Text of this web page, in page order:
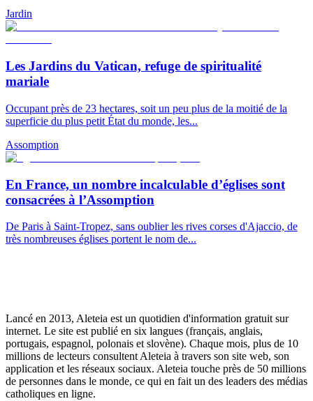
Jardin
Les Jardins du Vatican, refuge de spiritualité
mariale
Occupant près de 23 hectares, soit un peu plus de la moitié de la
superficie du plus petit État du monde, les...
Assomption
En France, un nombre incalculable d’églises sont
consacrées à l’Assomption
De Paris à Saint-Tropez, sans oublier les rives corses d'Ajaccio, de
très nombreuses églises portent le nom de...
Lancé en 2013, Aleteia est un quotidien d'information gratuit sur
internet. Le site est publié en six langues (français, anglais,
portugais, espagnol, polonais et slovène). Chaque mois, plus de 10
millions de lecteurs consultent Aleteia à travers son site web, son
application et les réseaux sociaux. Aleteia touche près de 50 millions
de personnes dans le monde, ce qui en fait un des leaders des médias
catholiques en ligne.